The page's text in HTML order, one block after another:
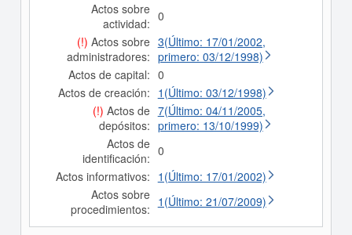
Actos sobre
actividad: 0
(!) Actos sobre
administradores:
3(Último: 17/01/2002,
primero: 03/12/1998)
Actos de capital: 0
Actos de creación: 1(Último: 03/12/1998)
(!) Actos de
depósitos:
7(Último: 04/11/2005,
primero: 13/10/1999)
Actos de
identificación: 0
Actos informativos: 1(Último: 17/01/2002)
Actos sobre
procedimientos: 1(Último: 21/07/2009)